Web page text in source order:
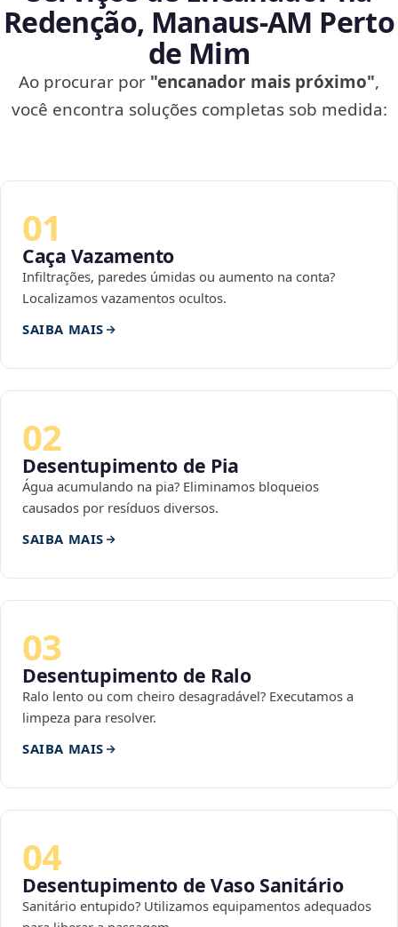
Redenção, Manaus‑AM Perto
de Mim
Ao procurar por "encanador mais próximo",
você encontra soluções completas sob medida:
01
Caça Vazamento
Infiltrações, paredes úmidas ou aumento na conta?
Localizamos vazamentos ocultos.
SAIBA MAIS
02
Desentupimento de Pia
Água acumulando na pia? Eliminamos bloqueios
causados por resíduos diversos.
SAIBA MAIS
03
Desentupimento de Ralo
Ralo lento ou com cheiro desagradável? Executamos a
limpeza para resolver.
SAIBA MAIS
04
Desentupimento de Vaso Sanitário
Sanitário entupido? Utilizamos equipamentos adequados